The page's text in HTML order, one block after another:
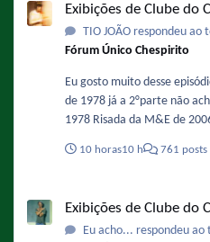
Exibições de Clube do
TIO JOÃO respondeu ao
Fórum Único Chespirito
Eu gosto muito desse
de 1978 já a 2°parte não
1978 Risada da M&E de
10 horas10 h 761 posts
Exibições de Clube do
Eu acho... respondeu ao